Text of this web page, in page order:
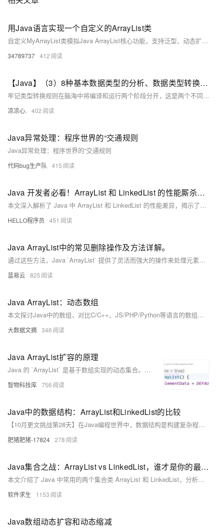
用Java语言实现一个自定义的ArrayList类
自定义MyArrayList类模拟Java ArrayList核心功能，支持泛型、动态扩容（1.5倍）、增删改查及越界检查，底层用Object数组实现，适合学习动态数组原理。
34789737 412
【Java】（3）8种基本数据类型的分析、数据类型转换规则、转义字符的列举
牢记类型转换规则在脑海中将编译和运行两个阶段分开，这是两个不同的阶段，不要弄混！
凉凉心. 402
Java异常处理：程序世界的“交通规则
Java异常处理：程序世界的“交通规则
代码bug生产队 415
Java 开发者必看！ArrayList 和 LinkedList 的性能厮杀：选错一次，代码慢成蜗牛
本文深入解析了 Java 中 ArrayList 和 LinkedList 的性能差异，揭示了它们在不同操作下的表现。通过对比随机访问、插入、删除等操作的效率，指出 ArrayList 在多数场景下更高效，而 LinkedList 仅在特定情况下表现优异。文章强调选择合适容器对程序性能的重要性，并提供了实用的选择法则。
HELLO程序员 451
Java ArrayList中的常见删除操作及方法详解。
通过这些方法，Java `ArrayList` 提供了灵活而强大的操作来处理元素的移除，这些方法能够满足不同场景下的需求。
蓝易云 825
Java ArrayList：动态数组
本文探讨Java中的数组，对比C/C++、JS/PHP/Python等语言的数组特性。文章分析了Java数组的定义、创建方式及其规范，指出其优缺点。Java数组作为引用类型，在堆上分配内存，支持动态大小，避免了C/C++中裸数组的常见问题（如越界访问）。然而，Java数组也存在性能瓶颈和设计缺陷，例如运行时的安全检查影响速度，无法创建超大数组或泛型数组，且多线程场景下缺乏同步机制。作者建议在实际开发中用集合替代数组以规避这些问题。
大数据文摘 346
Java ArrayList扩容的原理
Java 的 `ArrayList` 是基于数组实现的动态集合。初始时，`ArrayList` 底层创建一个空数组 `elementData`，并设置 `size` 为 0。当首次添加元素时，会调用 `grow` 方法将数组扩容至默认容量 10。之后每次添加元素时，如果当前数组已满，则会再次调用 `grow` 方法进行扩容。扩容规则为：首次扩容至 10，后续扩容至原数组长度的 1.5 倍或根据实际需求扩容。例如，当需要一次性添加 100 个元素时，会直接扩容至 110 而不是 15。
智物科技库 756
Java中的数据结构：ArrayList和LinkedList的比较
【10月更文挑战第28天】在Java编程世界中，数据结构是构建复杂程序的基石。本文将深入探讨两种常用的数据结构：ArrayList和LinkedList，通过直观的比喻和实例分析，揭示它们各自的优势与局限，帮助你在面对不同的编程挑战时做出明智的选择。
肥猪肥猪-17824 278
Java集合之战：ArrayList vs LinkedList，谁才是你的最佳选择？
本文介绍了 Java 中常用的两个集合类 ArrayList 和 LinkedList，分析了它们的底层实现、特点及适用场景。ArrayList 基于数组，适合频繁查询；LinkedList 基于链表，适合频繁增删。文章还讨论了如何实现线程安全，推荐使用 CopyOnWriteArrayList 来提升性能。希望帮助读者选择合适的数据结构，写出更高效的代码。
软件求生 1153
Java数组动态扩容和动态缩减